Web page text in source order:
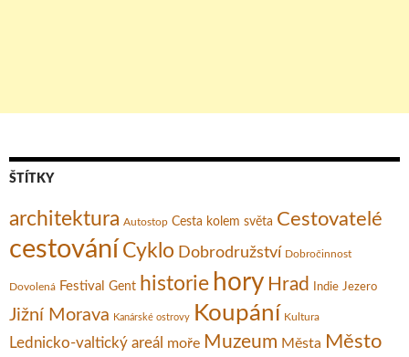
ŠTÍTKY
architektura Autostop Cesta kolem světa Cestovatelé
cestování Cyklo Dobrodružství Dobročinnost
Dovolená Festival Gent historie hory Hrad Indie Jezero
Jižní Morava Kanárské ostrovy Koupání Kultura
Lednicko-valtický areál moře Muzeum Města Město